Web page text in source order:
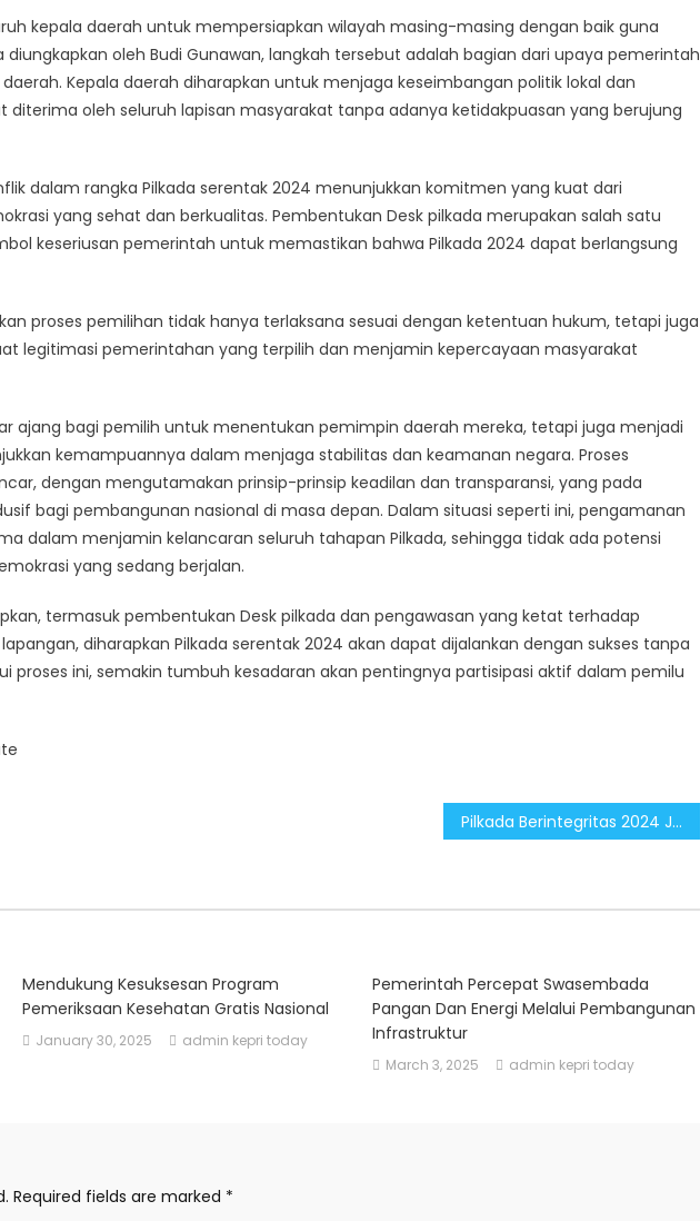
kepala daerah untuk mempersiapkan wilayah masing-masing dengan baik guna
oleh Budi Gunawan, langkah tersebut adalah bagian dari upaya pemerintah
Kepala daerah diharapkan untuk menjaga keseimbangan politik lokal dan
diterima oleh seluruh lapisan masyarakat tanpa adanya ketidakpuasan yang berujung
dalam rangka Pilkada serentak 2024 menunjukkan komitmen yang kuat dari
yang sehat dan berkualitas. Pembentukan Desk pilkada merupakan salah satu
keseriusan pemerintah untuk memastikan bahwa Pilkada 2024 dapat berlangsung
proses pemilihan tidak hanya terlaksana sesuai dengan ketentuan hukum, tetapi juga
legitimasi pemerintahan yang terpilih dan menjamin kepercayaan masyarakat
ajang bagi pemilih untuk menentukan pemimpin daerah mereka, tetapi juga menjadi
kemampuannya dalam menjaga stabilitas dan keamanan negara. Proses
dengan mengutamakan prinsip-prinsip keadilan dan transparansi, yang pada
bagi pembangunan nasional di masa depan. Dalam situasi seperti ini, pengamanan
dalam menjamin kelancaran seluruh tahapan Pilkada, sehingga tidak ada potensi
yang sedang berjalan.
termasuk pembentukan Desk pilkada dan pengawasan yang ketat terhadap
diharapkan Pilkada serentak 2024 akan dapat dijalankan dengan sukses tanpa
proses ini, semakin tumbuh kesadaran akan pentingnya partisipasi aktif dalam pemilu
Pilkada Berintegritas 2024 Jadi Momentum Perubahan Ke Arah Positif
Mendukung Kesuksesan Program
Pemeriksaan Kesehatan Gratis Nasional
January 30, 2025 admin kepri today
Pemerintah Percepat Swasembada
Pangan Dan Energi Melalui Pembangunan
Infrastruktur
March 3, 2025 admin kepri today
Required fields are marked *